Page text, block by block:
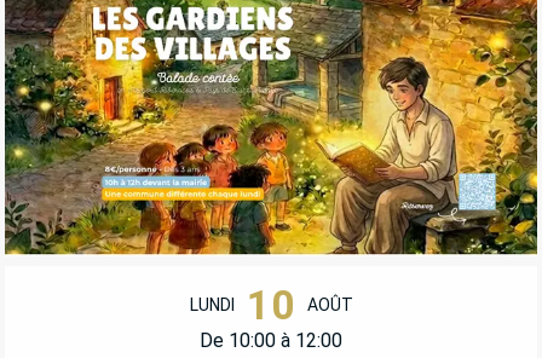
OUVERTURE ET COORDONNÉES
LUNDI 10 AOÛT
De 10:00 à 12:00